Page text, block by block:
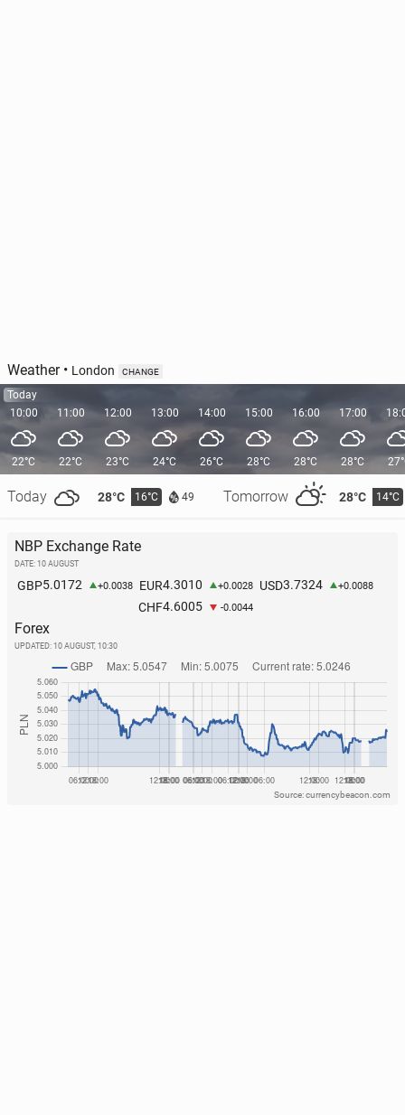
Weather• London CHANGE
Today
10:00
22°C
Today 28°C 16°C 49 Tomorrow 28°C 14°C
11:00
22°C
12:00
23°C
13:00
24°C
14:00
26°C
15:00
28°C
16:00
28°C
17:00
28°C
NBP Exchange Rate
DATE: 10 AUGUST
GBP5.0172 +0.0038 EUR4.3010 +0.0028 USD3.7324 +0.0088
CHF4.6005 -0.0044
Forex
UPDATED: 10 AUGUST, 10:30
Source: currencybeacon.com